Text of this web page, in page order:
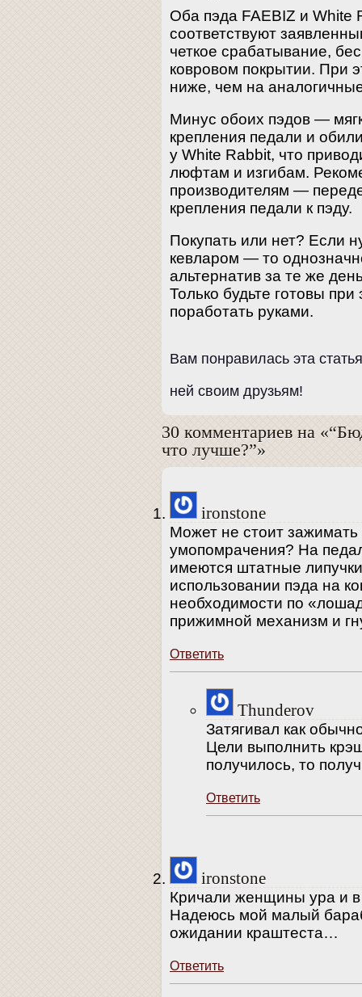
Оба пэда FAEBIZ и White
соответствуют
четкое срабатывание,
ковровом покрытии. При
ниже, чем на
Минус обоих пэдов —
крепления педали и
у White Rabbit, что
люфтам и изгибам.
производителям —
крепления педали к пэду.
Покупать или нет? Если
кевларом — то
альтернатив за те же
Только будьте готовы
поработать руками.
Вам понравилась эта
ней своим друзьям!
30 комментариев на
что лучше?”»
ironstone
Может не стоит
умопомрачения? На
имеются штатные
использовании пэда на
необходимости по
прижимной механизм и
Ответить
Thunderov
Затягивал как
Цели выполнить
получилось, то
Ответить
ironstone
Кричали женщины ура и в
Надеюсь мой малый
ожидании краштеста…
Ответить